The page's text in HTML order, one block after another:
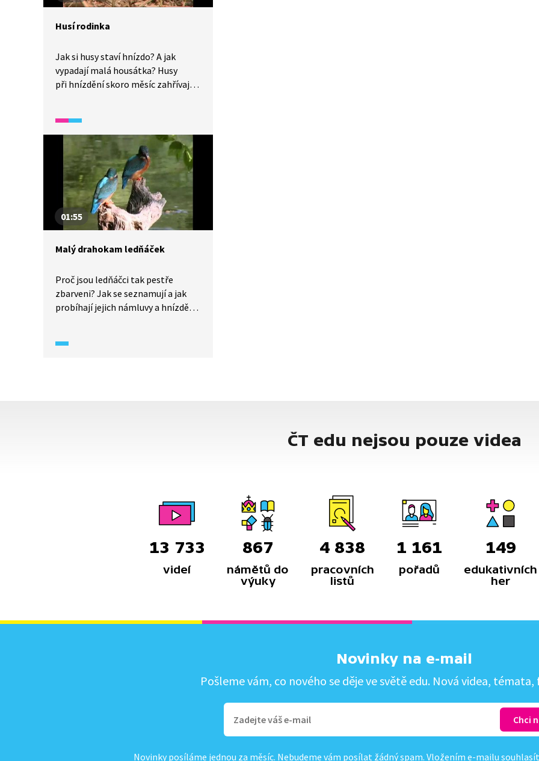
Husí rodinka
Jak si husy staví hnízdo? A jak
vypadají malá housátka? Husy
při hnízdění skoro měsíc zahřívají
dát pozor například na dravce
rákosin motáka pochopa.
01:55
Malý drahokam ledňáček
Proč jsou ledňáčci tak pestře
zbarveni? Jak se seznamují a jak
probíhají jejich námluvy a hnízdění?
na velikost svého teritoria. Vůči
ČT edu nejsou pouze videa
13 733
videí
867
námětů do
výuky
4 838
pracovních
listů
1 161
pořadů
149
edukativních
her
Novinky na e-mail
Pošleme vám, co nového se děje ve světě edu. Nová videa, témata,
Novinky posíláme jednou za měsíc. Nebudeme vám posílat žádný spam. Vložením e-mailu